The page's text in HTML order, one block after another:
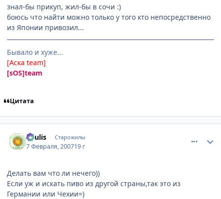
знал-бы прикуп, жил-бы в сочи :)
боюсь что найти можно только у того кто непосредственно
из Японии привозил...
Бывало и хуже...
[Аска team]
[sOS]team
Цитата
Soulis Старожилы
7 Февраля, 200719 г
Делать вам что ли нечего))
Если уж и искать пиво из другой страны,так это из
Германии или Чехии=)